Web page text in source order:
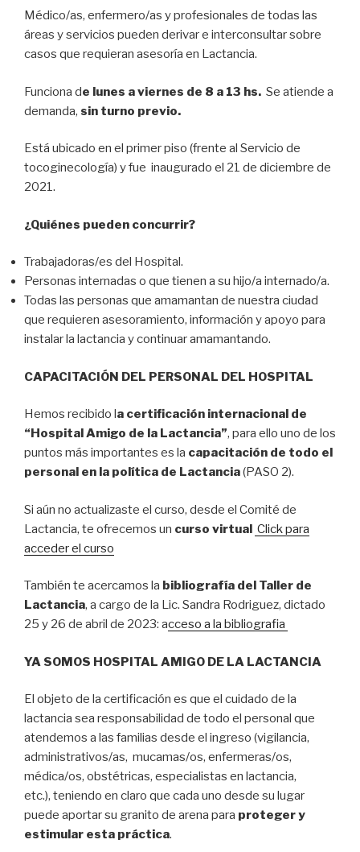
Médico/as, enfermero/as y profesionales de todas las
áreas y servicios pueden derivar e interconsultar sobre
casos que requieran asesoría en Lactancia.
Funciona de lunes a viernes de 8 a 13 hs. Se atiende a
demanda, sin turno previo.
Está ubicado en el primer piso (frente al Servicio de
tocoginecología) y fue inaugurado el 21 de diciembre de
2021.
¿Quiénes pueden concurrir?
Trabajadoras/es del Hospital.
Personas internadas o que tienen a su hijo/a internado/a.
Todas las personas que amamantan de nuestra ciudad
que requieren asesoramiento, información y apoyo para
instalar la lactancia y continuar amamantando.
CAPACITACIÓN DEL PERSONAL DEL HOSPITAL
Hemos recibido l a certificación internacional de
“Hospital Amigo de la Lactancia”, para ello uno de los
puntos más importantes es la capacitación de todo el
personal en la política de Lactancia(PASO 2).
Si aún no actualizaste el curso, desde el Comité de
Lactancia, te ofrecemos un curso virtual Click para
acceder el curso
También te acercamos la bibliografía del Taller de
Lactancia, a cargo de la Lic. Sandra Rodriguez, dictado
25 y 26 de abril de 2023: acceso a la bibliografia
YA SOMOS HOSPITAL AMIGO DE LA LACTANCIA
El objeto de la certificación es que el cuidado de la
lactancia sea responsabilidad de todo el personal que
atendemos a las familias desde el ingreso (vigilancia,
administrativos/as, mucamas/os, enfermeras/os,
médica/os, obstétricas, especialistas en lactancia,
etc.), teniendo en claro que cada uno desde su lugar
puede aportar su granito de arena para proteger y
estimular esta práctica.